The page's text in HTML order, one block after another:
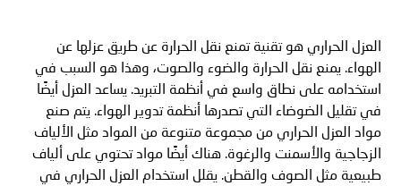
العزل الحراري هو تقنية تمنع نقل الحرارة عن طريق عزلها عن
الهواء. يمنع نقل الحرارة والضوء والصوت، وهذا هو السبب في
استخدامه على نطاق واسع في أنظمة التبريد. يساعد العزل أيضًا
في تقليل الضوضاء التي تصدرها أنظمة تدوير الهواء. يتم صنع
مواد العزل الحراري من مجموعة متنوعة من المواد مثل الألياف
الزجاجية والأسمنت والرغوة. هناك أيضًا مواد تحتوي على ألياف
طبيعية مثل الصوف والقطن. يقلل استخدام العزل الحراري في